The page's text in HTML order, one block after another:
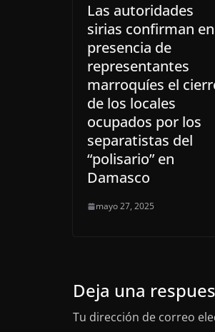
Las autoridades
sirias confirman en
presencia de
representantes
marroquíes el
de los locales
ocupados por los
separatistas del
“polisario” en
Damasco
mayo 27, 2025
Deja una
Tu dirección de correo